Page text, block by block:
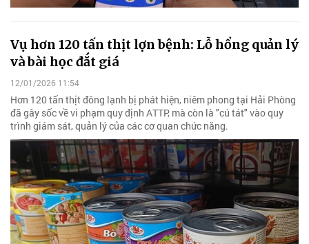
Vụ hơn 120 tấn thịt lợn bệnh: Lỗ hổng quản lý
và bài học đắt giá
12/01/2026 11:54
Hơn 120 tấn thịt đông lạnh bị phát hiện, niêm phong tại Hải Phòng
đã gây sốc về vi phạm quy định ATTP, mà còn là "cú tát" vào quy
trình giám sát, quản lý của các cơ quan chức năng.